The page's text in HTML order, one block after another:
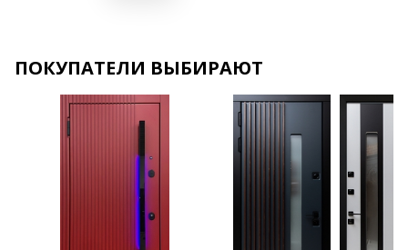
ПОКУПАТЕЛИ ВЫБИРАЮТ